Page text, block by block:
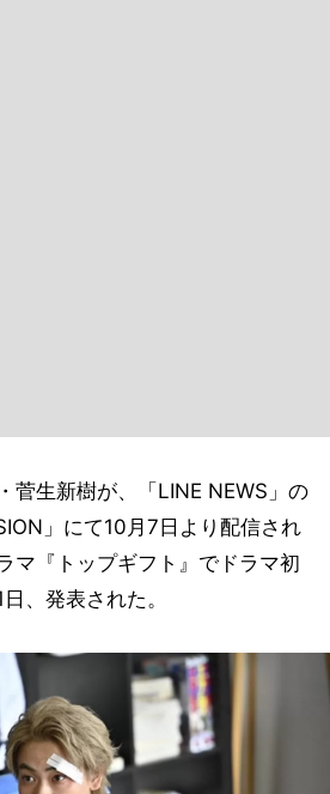
菅生新樹が、「LINE NEWS」の
」にて10月7日より配信され
マ『トップギフト』でドラマ初
、発表された。